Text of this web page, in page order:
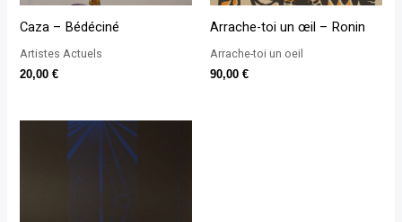
Caza – Bédéciné
Artistes Actuels
20,00€
Arrache-toi un œil – Ronin
Arrache-toi un oeil
90,00 €